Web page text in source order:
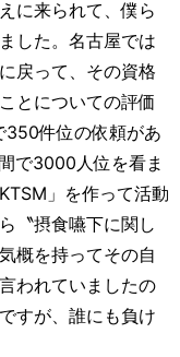
に来られて、僕ら
した。名古屋では
戻って、その資格
とについての評価
350件位の依頼があ
で3000人位を看ま
」を作って活動
〝摂食嚥下に関し
概を持ってその自
われていましたの
すが、誰にも負け